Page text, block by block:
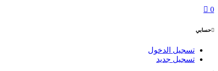
0
حسابي
تسجيل الدخول
تسجيل جديد